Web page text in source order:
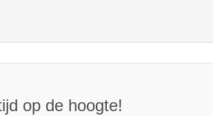
op de hoogte!